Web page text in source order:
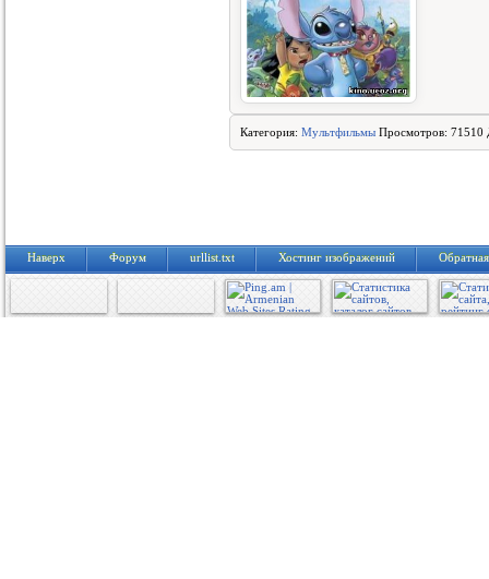
Категория: Мультфильмы Просмотров: 71510
Наверх Форум urllist.txt Хостинг изображений Обратная